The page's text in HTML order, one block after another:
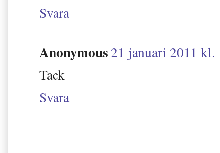
Svara
Anonymous 21 januari 2011 kl.
Tack
Svara